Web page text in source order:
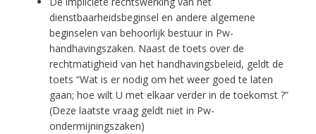
dienstbaarheidsbeginsel en andere algemene
beginselen van behoorlijk bestuur in Pw-
handhavingszaken. Naast de toets over de
rechtmatigheid van het handhavingsbeleid, geldt de
toets “Wat is er nodig om het weer goed te laten
gaan; hoe wilt U met elkaar verder in de toekomst ?”
(Deze laatste vraag geldt niet in Pw-
ondermijningszaken)